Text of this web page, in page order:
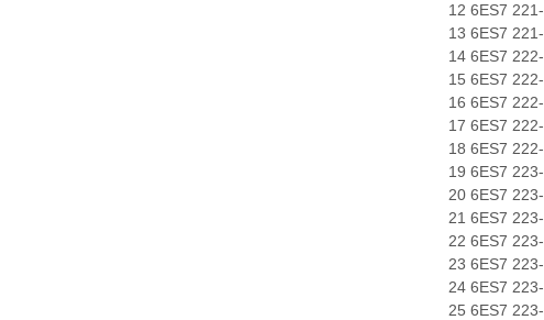
12 6ES7
13 6ES7
14 6ES7
15 6ES7
16 6ES7
17 6ES7
18 6ES7
19 6ES7
20 6ES7
21 6ES7
22 6ES7
23 6ES7
24 6ES7
25 6ES7